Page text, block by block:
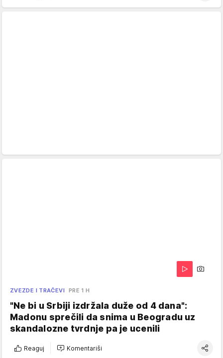
ZVEZDE I TRAČEVI PRE 1 H
"Ne bi u Srbiji izdržala duže od 4 dana":
Madonu sprečili da snima u Beogradu uz
skandalozne tvrdnje pa je ucenili
Reaguj Komentariši